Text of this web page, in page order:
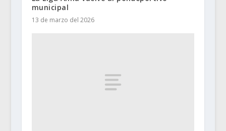
municipal
13 de marzo del 2026